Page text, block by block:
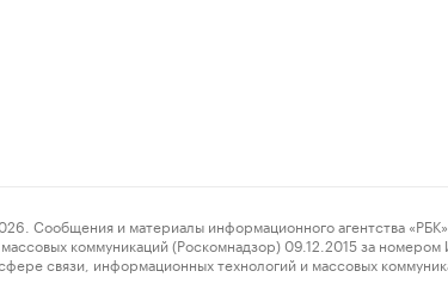
и материалы информационного агентства «РБК»
коммуникаций (Роскомнадзор) 09.12.2015 за
связи, информационных технологий и массовых